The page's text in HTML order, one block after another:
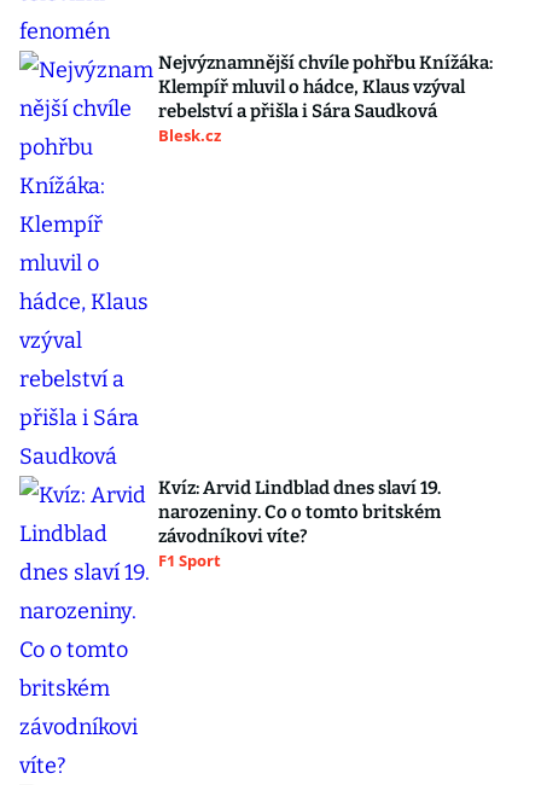
Nejvýznamnější chvíle pohřbu Knížáka:
Klempíř mluvil o hádce, Klaus vzýval
rebelství a přišla i Sára Saudková
Blesk.cz
Kvíz: Arvid Lindblad dnes slaví 19.
narozeniny. Co o tomto britském
závodníkovi víte?
F1 Sport